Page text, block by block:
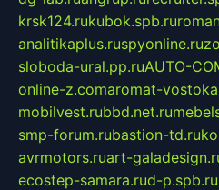
krsk124.rukubok.spb.ru
analitikaplus.ruspyonline.ru
sloboda-ural.pp.ruAUTO-
online-z.comaromat-
mobilvest.rubbd.net.ru
smp-forum.rubastion-td.ru
avrmotors.ruart-
ecostep-samara.rud-p.spb.ru